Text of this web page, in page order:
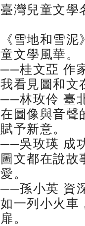
臺灣兒童文
《雪地和雪
童文學風華。
──桂文亞 作
我看見圖和文
──林玫伶 臺
在圖像與音聲
賦予新意。
──吳玫瑛 成
圖文都在說故
愛。
──孫小英 資
如一列小火車
扉。